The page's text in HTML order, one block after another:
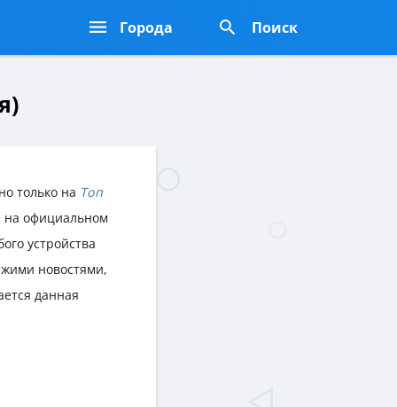
Города Поиск
только на Топ
на официальном
устройства
новостями,
данная